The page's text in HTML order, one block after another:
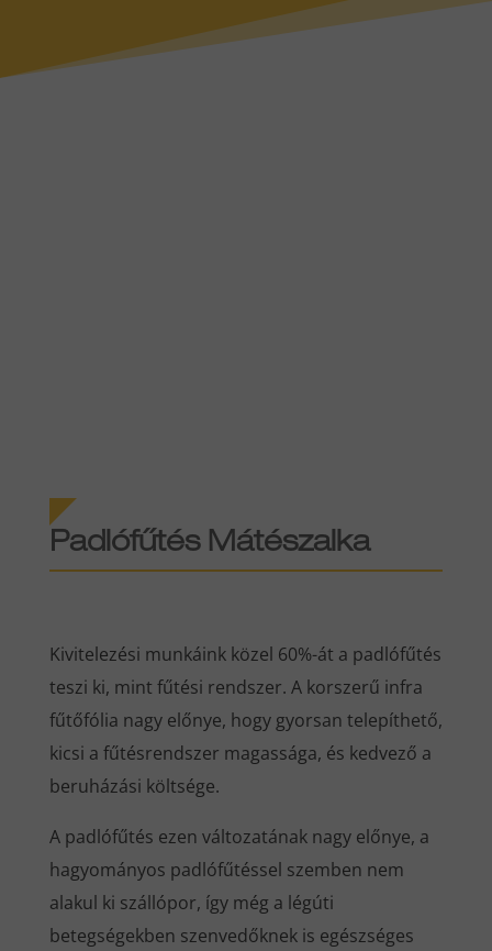
Padlófűtés Mátészalka
Kivitelezési munkáink közel 60%-át a padlófűtés
teszi ki, mint fűtési rendszer. A korszerű infra
fűtőfólia nagy előnye, hogy gyorsan telepíthető,
kicsi a fűtésrendszer magassága, és kedvező a
beruházási költsége.
A padlófűtés ezen változatának nagy előnye, a
hagyományos padlófűtéssel szemben nem
alakul ki szállópor, így még a légúti
betegségekben szenvedőknek is egészséges